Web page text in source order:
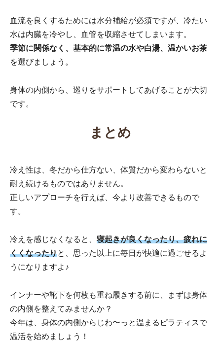
血流を良くするためには水分補給が必須ですが、冷たい
水は内臓を冷やし、血管を収縮させてしまいます。
季節に関係なく、基本的に常温の水や白湯、温かいお茶
を選びましょう。
身体の内側から、巡りをサポートしてあげることが大切
です。
まとめ
冷え性は、冬だから仕方ない、体質だから変わらないと
耐え続けるものではありません。
正しいアプローチを行えば、今より改善できるもので
す。
冷えを感じなくなると、 寝起きが良くなったり、疲れに
くくなったりと、思った以上に毎日が快適に過ごせるよ
うになりますよ♪
インナーや靴下を何枚も重ね履きする前に、まずは身体
の内側を整えてみませんか？
今年は、身体の内側からじわ〜っと温まるピラティスで
温活を始めましょう！